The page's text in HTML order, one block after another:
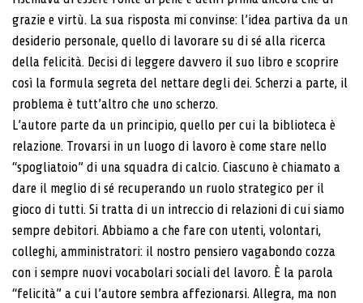
grazie e virtù. La sua risposta mi convinse: l’idea partiva da un
desiderio personale, quello di lavorare su di sé alla ricerca
della felicità. Decisi di leggere davvero il suo libro e scoprire
così la formula segreta del nettare degli dei. Scherzi a parte, il
problema è tutt’altro che uno scherzo.
L’autore parte da un principio, quello per cui la biblioteca è
relazione. Trovarsi in un luogo di lavoro è come stare nello
“spogliatoio” di una squadra di calcio. Ciascuno è chiamato a
dare il meglio di sé recuperando un ruolo strategico per il
gioco di tutti. Si tratta di un intreccio di relazioni di cui siamo
sempre debitori. Abbiamo a che fare con utenti, volontari,
colleghi, amministratori: il nostro pensiero vagabondo cozza
con i sempre nuovi vocabolari sociali del lavoro. È la parola
“felicità” a cui l’autore sembra affezionarsi. Allegra, ma non